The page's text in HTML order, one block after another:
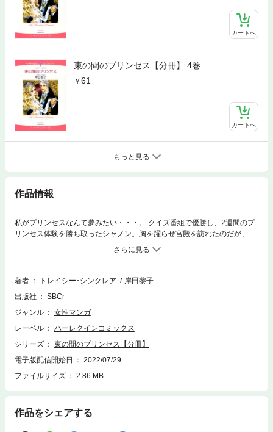
カートへ
束の間のプリンセス【分冊】 4巻
61
カートへ
もっと見る
作品情報
私がプリンセスなんて夢みたい・・・。 クイズ番組で優勝し、2週間のプ
リンセス体験を勝ち取ったシャノン。胸を躍らせ宮殿を訪れたのだが、そ
こで彼女を待ち受けていたのは国王ミシェルの冷たい瞳だった。 そんな態
度が気になりミシェルのことばかり考えるようになったシャノンは、気づ
かないうちに彼に夢中になってしまい・・・!?
著者
トレイシー･シンクレア
岸田黎子
出版社
SBCr
ジャンル
女性マンガ
レーベル
ハーレクインコミックス
シリーズ
束の間のプリンセス【分冊】
電子版配信開始日
2022/07/29
ファイルサイズ
2.86 MB
作品をシェアする